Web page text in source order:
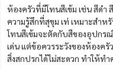
ห้องครัวที่มีโทนสีเข้ม เช่นสีดำ
ความรู้สึกที่สุขุม เท่ เหมาะสำ
โทนสีเข้มจะตัดกับสีของอุปกร
เด่น แต่ข้อควรระวังของห้องครั
สิ่งสกปรกได้ไม่สะดวก ทำให้ทำ